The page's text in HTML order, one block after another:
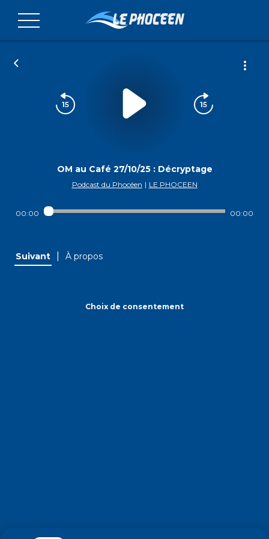
OM au Café 27/10/25 : Décryptage
Podcast du Phocéen | LE PHOCEEN
00:00 00:00
Suivant À propos
Choix de consentement